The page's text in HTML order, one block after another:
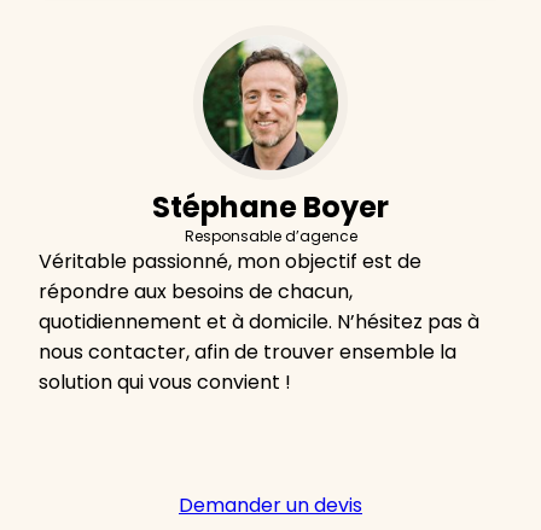
Stéphane Boyer
Responsable d’agence
Véritable passionné, mon objectif est de
répondre aux besoins de chacun,
quotidiennement et à domicile. N’hésitez pas à
nous contacter, afin de trouver ensemble la
solution qui vous convient !
Demander un devis